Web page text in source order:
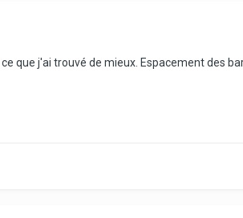
que j'ai trouvé de mieux. Espacement des